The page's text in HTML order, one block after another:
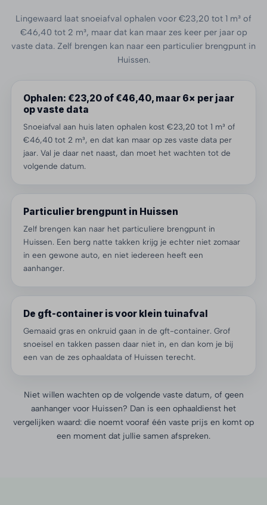
Lingewaard laat snoeiafval ophalen voor €23,20 tot 1 m³ of
€46,40 tot 2 m³, maar dat kan maar zes keer per jaar op
vaste data. Zelf brengen kan naar een particulier brengpunt in
Huissen.
Ophalen: €23,20 of €46,40, maar 6× per jaar
op vaste data
Snoeiafval aan huis laten ophalen kost €23,20 tot 1 m³ of
€46,40 tot 2 m³, en dat kan maar op zes vaste data per
jaar. Val je daar net naast, dan moet het wachten tot de
volgende datum.
Particulier brengpunt in Huissen
Zelf brengen kan naar het particuliere brengpunt in
Huissen. Een berg natte takken krijg je echter niet zomaar
in een gewone auto, en niet iedereen heeft een
aanhanger.
De gft-container is voor klein tuinafval
Gemaaid gras en onkruid gaan in de gft-container. Grof
snoeisel en takken passen daar niet in, en dan kom je bij
een van de zes ophaaldata of Huissen terecht.
Niet willen wachten op de volgende vaste datum, of geen
aanhanger voor Huissen? Dan is een ophaaldienst het
vergelijken waard: die noemt vooraf één vaste prijs en komt op
een moment dat jullie samen afspreken.